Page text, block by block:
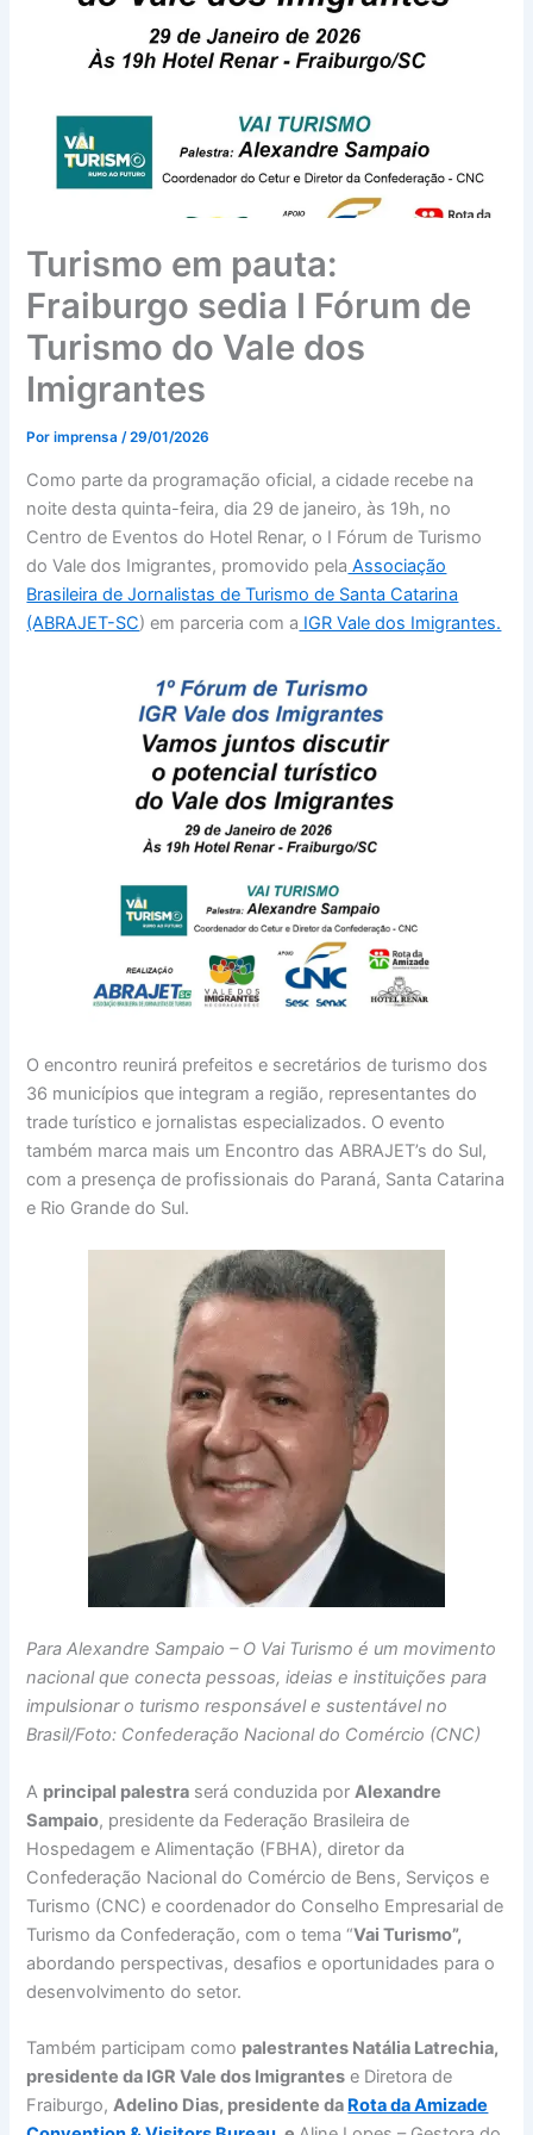
Turismo em pauta:
Fraiburgo sedia I Fórum de
Turismo do Vale dos
Imigrantes
Porimprensa/29/01/2026
Como parte da programação oficial, a cidade recebe na
noite desta quinta-feira, dia 29 de janeiro, às 19h, no
Centro de Eventos do Hotel Renar, o I Fórum de Turismo
do Vale dos Imigrantes, promovido pela Associação
Brasileira de Jornalistas de Turismo de Santa Catarina
(ABRAJET-SC) em parceria com a IGR Vale dos Imigrantes.
O encontro reunirá prefeitos e secretários de turismo dos
36 municípios que integram a região, representantes do
trade turístico e jornalistas especializados. O evento
também marca mais um Encontro das ABRAJET’s do Sul,
com a presença de profissionais do Paraná, Santa Catarina
e Rio Grande do Sul.
Para Alexandre Sampaio – O Vai Turismo é um movimento
nacional que conecta pessoas, ideias e instituições para
impulsionar o turismo responsável e sustentável no
Brasil/Foto: Confederação Nacional do Comércio (CNC)
A principal palestra será conduzida porAlexandre
Sampaio, presidente da Federação Brasileira de
Hospedagem e Alimentação (FBHA), diretor da
Confederação Nacional do Comércio de Bens, Serviços e
Turismo (CNC) e coordenador do Conselho Empresarial de
Turismo da Confederação, com o tema “Vai Turismo”,
abordando perspectivas, desafios e oportunidades para o
desenvolvimento do setor.
Também participam como palestrantes Natália Latrechia,
presidente da IGR Vale dos Imigrantes e Diretora de
Fraiburgo,Adelino Dias, presidente da Rota da Amizade